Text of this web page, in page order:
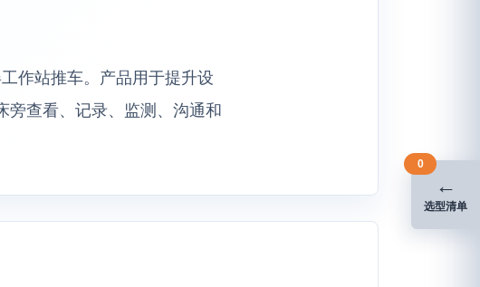
作站推车。产品用于提升设
旁查看、记录、监测、沟通和
←
选型清单
0